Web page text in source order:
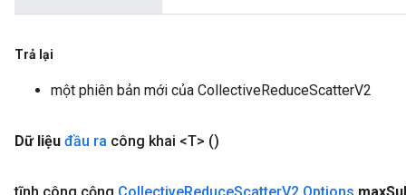
Trả lại
một phiên bản mới của CollectiveReduceScatterV2
Dữ liệu đầu ra công khai <T> ()